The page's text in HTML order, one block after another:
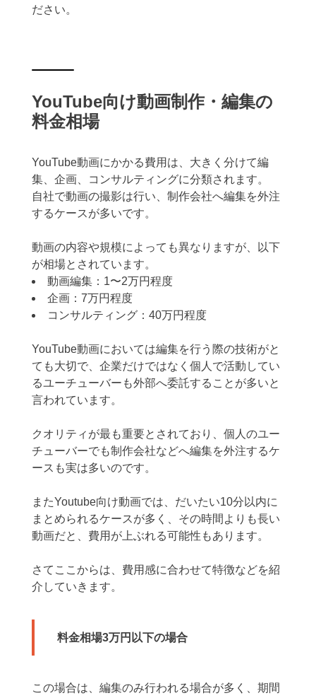
ださい。
YouTube向け動画制作・編集の
料金相場
YouTube動画にかかる費用は、大きく分けて編
集、企画、コンサルティングに分類されます。
自社で動画の撮影は行い、制作会社へ編集を外注
するケースが多いです。
動画の内容や規模によっても異なりますが、以下
が相場とされています。
動画編集：1〜2万円程度
企画：7万円程度
コンサルティング：40万円程度
YouTube動画においては編集を行う際の技術がと
ても大切で、企業だけではなく個人で活動してい
るユーチューバーも外部へ委託することが多いと
言われています。
クオリティが最も重要とされており、個人のユー
チューバーでも制作会社などへ編集を外注するケ
ースも実は多いのです。
またYoutube向け動画では、だいたい10分以内に
まとめられるケースが多く、その時間よりも長い
動画だと、費用が上ぶれる可能性もあります。
さてここからは、費用感に合わせて特徴などを紹
介していきます。
料金相場3万円以下の場合
この場合は、編集のみ行われる場合が多く、期間